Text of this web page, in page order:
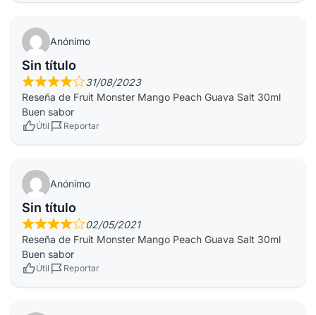
Anónimo
Sin título
31/08/2023
Reseña de Fruit Monster Mango Peach Guava Salt 30ml
Buen sabor
Útil Reportar
Anónimo
Sin título
02/05/2021
Reseña de Fruit Monster Mango Peach Guava Salt 30ml
Buen sabor
Útil Reportar